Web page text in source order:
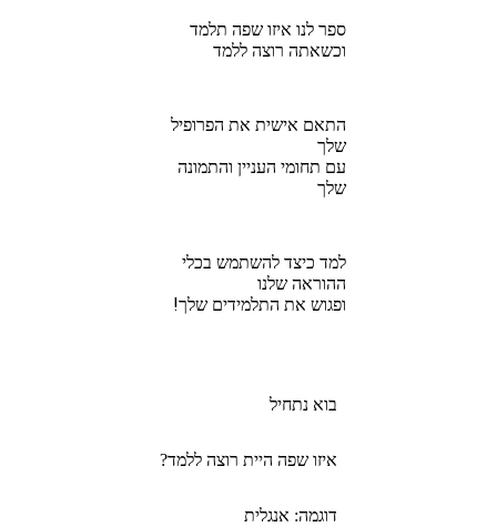
ספר לנו איזו שפה תלמד
וכשאתה רוצה ללמד
התאם אישית את הפרופיל
שלך
עם תחומי העניין והתמונה
שלך
למד כיצד להשתמש בכלי
ההוראה שלנו
ופגוש את התלמידים שלך!
בוא נתחיל
איזו שפה היית רוצה ללמד?
דוגמה: אנגלית